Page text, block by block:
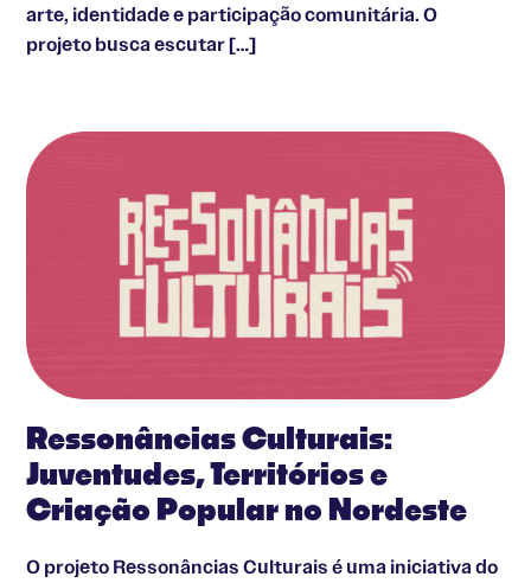
arte, identidade e participação comunitária. O
projeto busca escutar […]
Ressonâncias Culturais:
Juventudes, Territórios e
Criação Popular no Nordeste
O projeto Ressonâncias Culturais é uma iniciativa do